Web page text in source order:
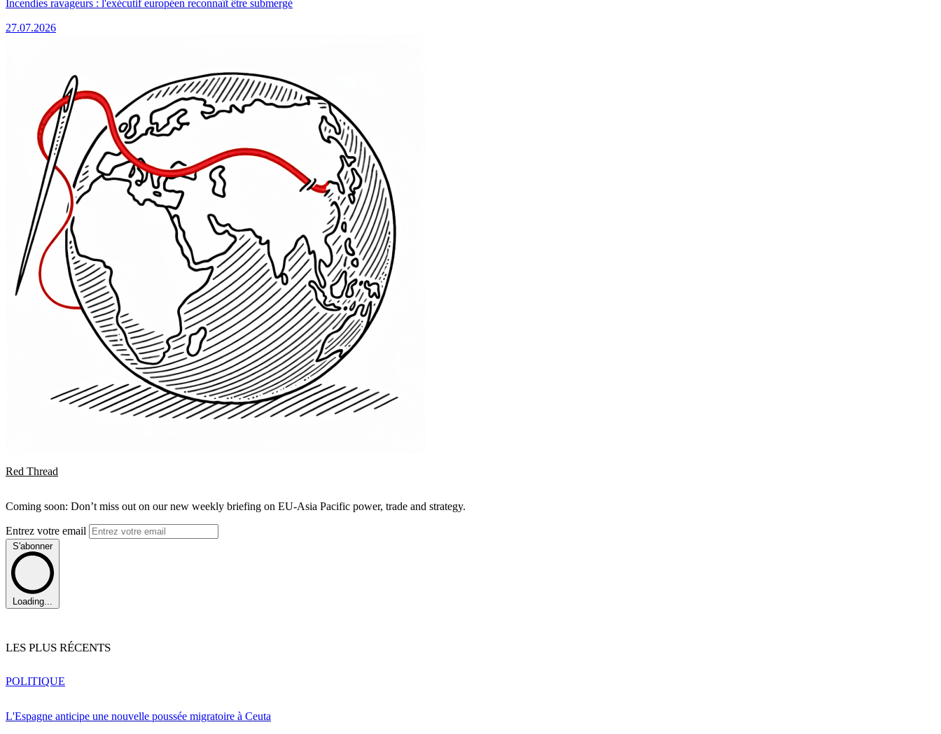
Incendies ravageurs : l'exécutif européen reconnaît être submergé
27.07.2026
Red Thread
Coming soon: Don’t miss out on our new weekly briefing on EU-Asia Pacific power, trade and strategy.
Entrez votre email
S'abonner
Loading...
LES PLUS RÉCENTS
L'Espagne anticipe une nouvelle poussée migratoire à Ceuta
POLITIQUE